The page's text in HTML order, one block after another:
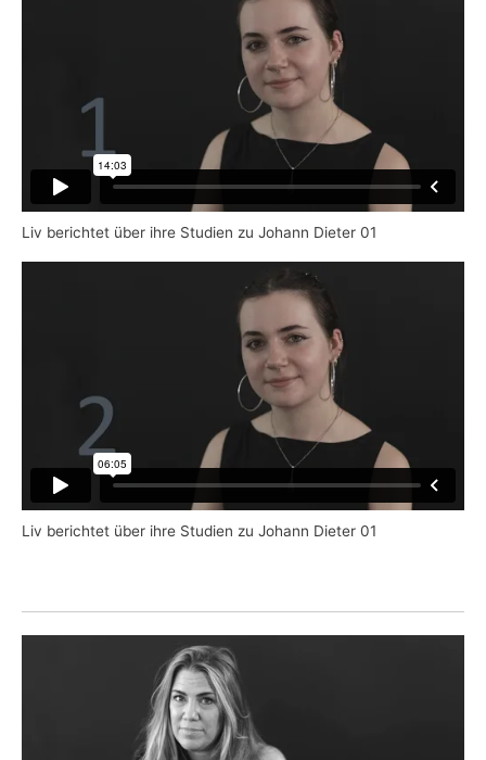
Liv berichtet über ihre Studien zu Johann Dieter 01
Liv berichtet über ihre Studien zu Johann Dieter 01